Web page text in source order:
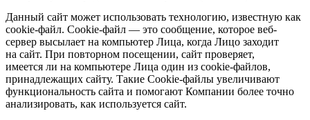
Данный сайт может использовать технологию, известную как
cookie-файл. Сookie-файл — это сообщение, которое веб-
сервер высылает на компьютер Лица, когда Лицо заходит
на сайт. При повторном посещении, сайт проверяет,
имеется ли на компьютере Лица один из сookie-файлов,
принадлежащих сайту. Такие Cookie-файлы увеличивают
функциональность сайта и помогают Компании более точно
анализировать, как используется сайт.